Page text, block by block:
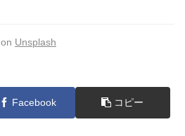
on Unsplash
Facebook コピー